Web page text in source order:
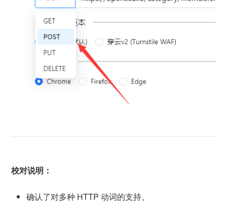
校对说明：
确认了对多种 HTTP 动词的支持。